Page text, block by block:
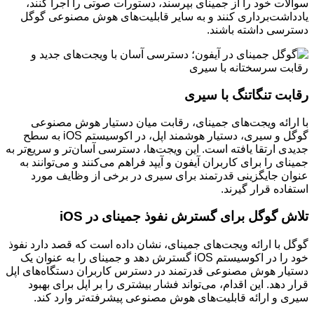
سوالات خود را از جمینای بپرسند، دستورات صوتی را اجرا کنند،
یادداشت‌برداری کنند و به سایر قابلیت‌های هوش مصنوعی گوگل
دسترسی داشته باشند.
رقابت تنگاتنگ با سیری
با ارائه ویجت‌های جمینای، رقابت میان دستیار هوش مصنوعی
گوگل و سیری، دستیار هوشمند اپل، در اکوسیستم iOS به سطح
جدیدی ارتقا یافته است. این ویجت‌ها، دسترسی آسان‌تر و سریع‌تر به
جمینای را برای کاربران آیفون و آیپد فراهم می‌کنند و می‌توانند به
عنوان جایگزینی قدرتمند برای سیری در برخی از وظایف مورد
استفاده قرار گیرند.
تلاش گوگل برای گسترش نفوذ جمینای در iOS
گوگل با ارائه ویجت‌های جمینای، نشان داده است که قصد دارد نفوذ
خود را در اکوسیستم iOS گسترش دهد و جمینای را به عنوان یک
دستیار هوش مصنوعی قدرتمند در دسترس کاربران دستگاه‌های اپل
قرار دهد. این اقدام، می‌تواند فشار بیشتری را بر اپل برای بهبود
سیری و ارائه قابلیت‌های هوش مصنوعی پیشرفته‌تر وارد کند.